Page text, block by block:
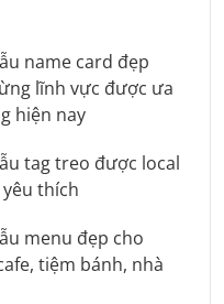
name card đẹp
lĩnh vực được ưa
hiện nay
tag treo được local
thích
menu đẹp cho
tiệm bánh, nhà